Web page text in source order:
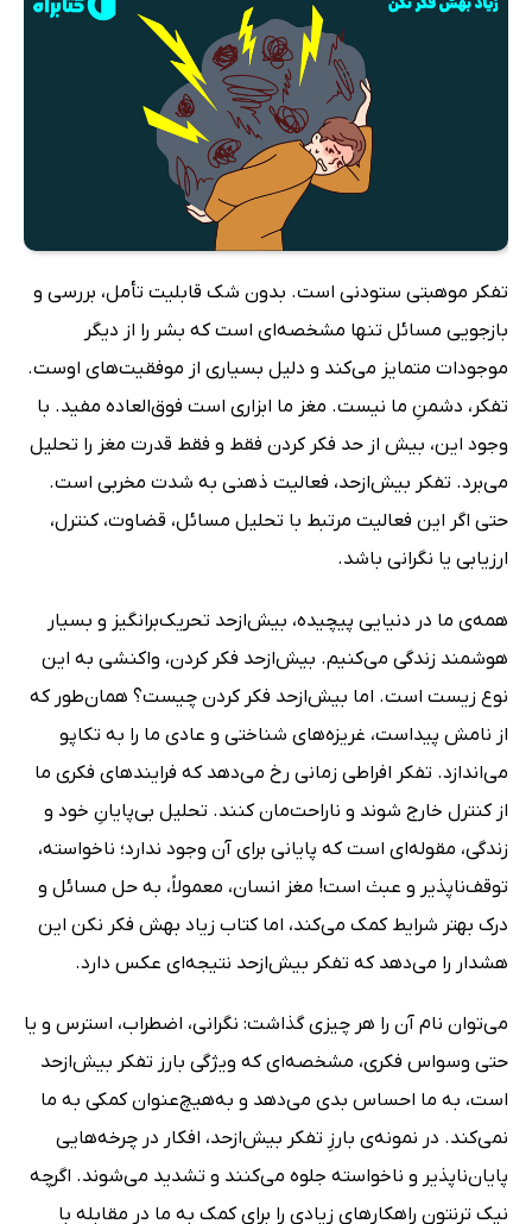
تفکر موهبتی ستودنی است. بدون شک قابلیت تأمل، بررسی و
بازجویی مسائل تنها مشخصه‌ای است که بشر را از دیگر
موجودات متمایز می‌کند و دلیل بسیاری از موفقیت‌های اوست.
تفکر، دشمنِ ما نیست. مغز ما ابزاری است فوق‌العاده مفید. با
وجود این، بیش ‌از حد فکر کردن فقط‌ و فقط قدرت مغز را تحلیل
می‌برد. تفکر بیش‌ازحد، فعالیت ذهنی به ‌شدت مخربی است.
حتی اگر این فعالیت مرتبط با تحلیل مسائل، قضاوت، کنترل،
ارزیابی یا نگرانی باشد.
همه‌ی‌ ما در دنیایی پیچیده، بیش‌ازحد تحریک‌برانگیز و بسیار
هوشمند زندگی می‌کنیم. بیش‌ازحد فکر کردن، واکنشی به این
نوع زیست است. اما بیش‌ازحد فکر کردن چیست؟ همان‌طور که
از نامش پیداست، غریزه‌های شناختی و عادی ما را به تکاپو
می‌اندازد. تفکر افراطی زمانی رخ می‌دهد که فرایندهای فکری ما
از کنترل خارج شوند و ناراحت‌مان کنند. تحلیل بی‌پایانِ خود و
زندگی، مقوله‌ای است که پایانی برای آن وجود ندارد؛ ناخواسته،
توقف‌ناپذیر و عبث است! مغز انسان، معمولاً، به حل مسائل و
درک بهتر شرایط کمک می‌کند، اما کتاب زیاد بهش فکر نکن این
هشدار را می‌دهد که تفکر بیش‌ازحد نتیجه‌ای عکس دارد.
می‌توان نام آن را هر چیزی گذاشت: نگرانی، اضطراب، استرس و یا
حتی وسواس فکری، مشخصه‌ای که ویژگی بارز تفکر بیش‌ازحد
است، به ما احساس بدی می‌دهد و به‌هیچ‌عنوان کمکی به ما
نمی‌کند. در نمونه‌ی بارزِ تفکر بیش‌ازحد، افکار در چرخه‌هایی
پایان‌ناپذیر و ناخواسته جلوه می‌کنند و تشدید می‌شوند. اگرچه
نیک ترنتون راهکارهای زیادی را برای کمک به ما در مقابله با